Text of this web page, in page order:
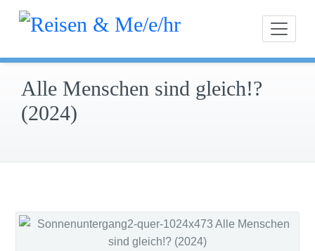
springen
Zum
und
Alle Menschen sind gleich!?
(2024)